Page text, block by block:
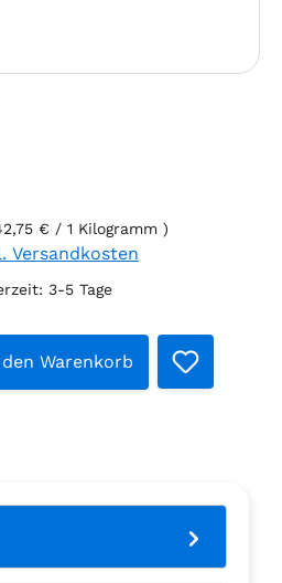
€ / 1 Kilogramm )
Versandkosten
3-5 Tage
Anzahl: Gib den
Warenkorb